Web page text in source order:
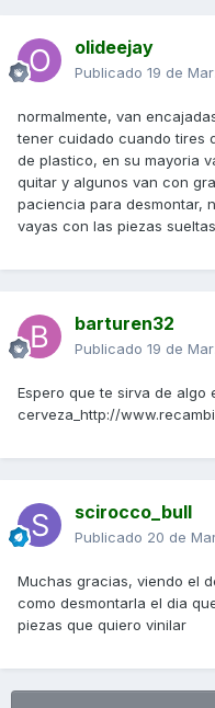
olideejay
Publicado 19 de
normalmente, van
tener cuidado cuando tires
de plastico, en su mayoria
quitar y algunos van con
paciencia para desmontar,
vayas con las piezas
barturen32
Publicado 19 de
Espero que te sirva de algo
cerveza_http://
scirocco_bull
Publicado 20 de
Muchas gracias, viendo el
como desmontarla el dia
piezas que quiero vinilar